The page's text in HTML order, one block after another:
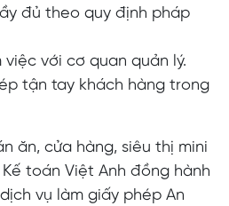
đủ theo quy định pháp
việc với cơ quan quản lý.
tận tay khách hàng trong
ăn, cửa hàng, siêu thị mini
toán Việt Anh đồng hành
vụ làm giấy phép An